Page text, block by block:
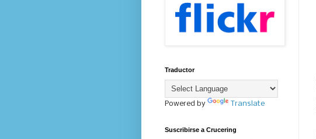
Traductor
Powered by Translate
Suscribirse a Crucering